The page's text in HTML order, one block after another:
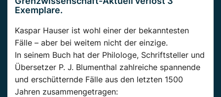
Exemplare.
Kaspar Hauser ist wohl einer der bekanntesten
Fälle – aber bei weitem nicht der einzige.
In seinem Buch hat der Philologe, Schriftsteller und
Übersetzer P. J. Blumenthal zahlreiche spannende
und erschütternde Fälle aus den letzten 1500
Jahren zusammengetragen: